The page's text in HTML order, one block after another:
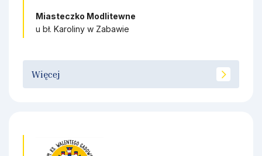
Miasteczko Modlitewne
u bł. Karoliny w Zabawie
Więcej